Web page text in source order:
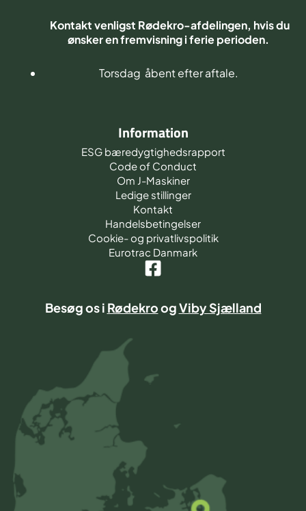
Kontakt venligst Rødekro-afdelingen, hvis du
ønsker en fremvisning i ferie perioden.
Torsdag åbent efter aftale.
Information
ESG bæredygtighedsrapport
Code of Conduct
Om J-Maskiner
Ledige stillinger
Kontakt
Handelsbetingelser
Cookie- og privatlivspolitik
Eurotrac Danmark
Besøg os i RødekroogViby Sjælland